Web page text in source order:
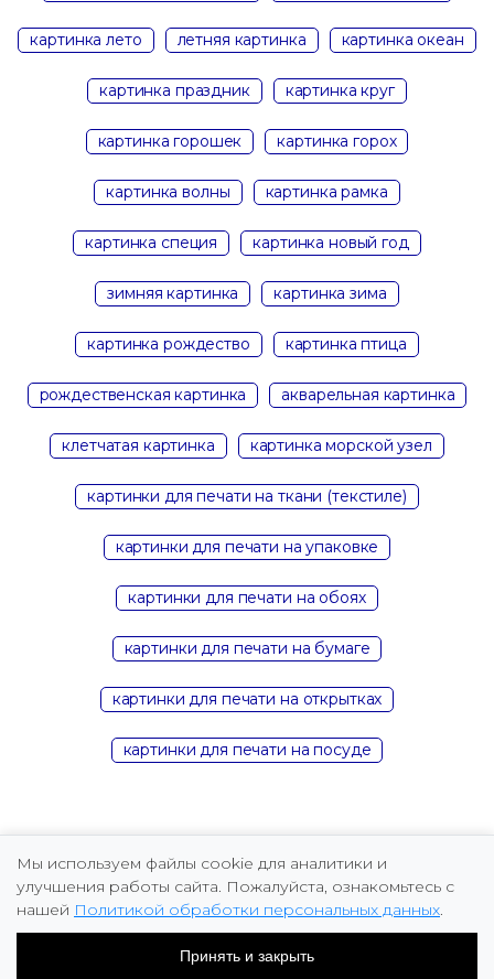
картинка лето летняя картинка картинка океан
картинка праздник картинка круг
картинка горошек картинка горох
картинка волны картинка рамка
картинка специя картинка новый год
зимняя картинка картинка зима
картинка рождество картинка птица
рождественская картинка акварельная картинка
клетчатая картинка картинка морской узел
картинки для печати на ткани (текстиле)
картинки для печати на упаковке
картинки для печати на обоях
картинки для печати на бумаге
картинки для печати на открытках
картинки для печати на посуде
Copyright © 2026 Marina Fomicheva
Мы используем файлы cookie для аналитики и
улучшения работы сайта. Пожалуйста, ознакомьтесь с
нашей Политикой обработки персональных данных.
Принять и закрыть